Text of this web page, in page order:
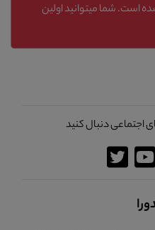
شما میتوانید اولین
اجتماعی دنبال کنید